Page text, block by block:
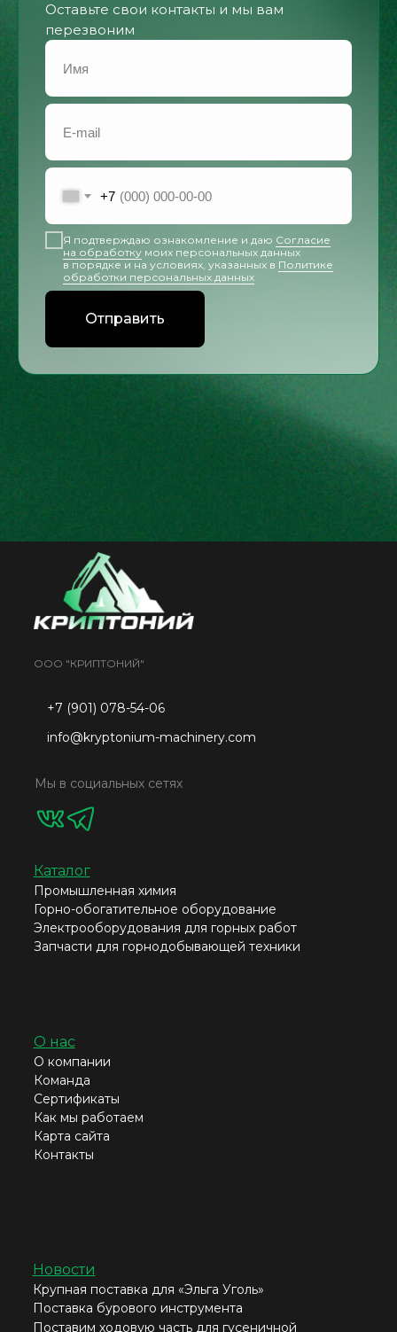
Оставьте свои контакты и мы вам
перезвоним
+7
Я подтверждаю ознакомление и даю Согласие
на обработку моих персональных данных
в порядке и на условиях, указанных в Политике
обработки персональных данных
Отправить
Новости
Крупная поставка для «Эльга Уголь»
Поставка бурового инструмента
Поставим ходовую часть для гусеничной
+7 (901) 078-54-06
info@kryptonium-machinery.com
Каталог
Промышленная химия
Горно-обогатительное оборудование
Электрооборудования для горных работ
Запчасти для горнодобывающей техники
О нас
О компании
Команда
Сертификаты
Как мы работаем
Карта сайта
Контакты
Мы в социальных сетях
ООО "КРИПТОНИЙ"